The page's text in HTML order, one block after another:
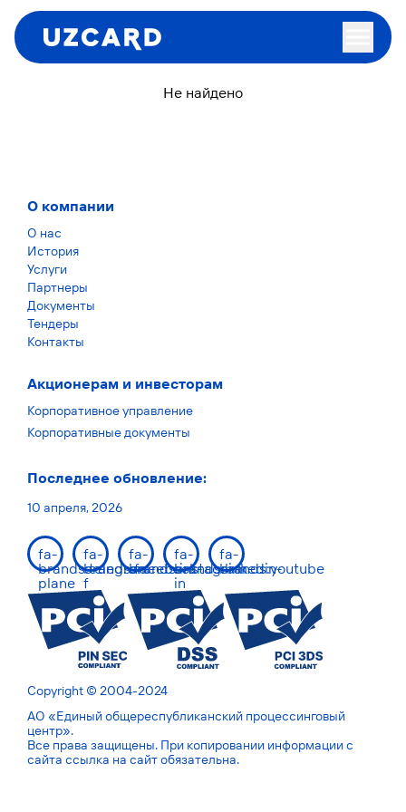
Не найдено
О компании
О нас
История
Услуги
Партнеры
Документы
Тендеры
Контакты
Акционерам и инвесторам
Корпоративное управление
Корпоративные документы
Последнее обновление:
10 апреля, 2026
fa-
brands:telegram-
plane
fa-
brands:facebook-
f
fa-
brands:instagram
fa-
brands:linkedin-
in
fa-
brands:youtube
Copyright © 2004-2024
АО «Единый общереспубликанский процессинговый
центр».
Все права защищены. При копировании информации с
сайта ссылка на сайт обязательна.